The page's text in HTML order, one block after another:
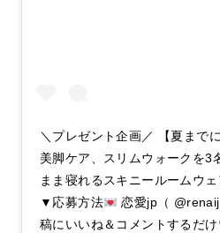
＼プレゼント企画／ 【夏まで
美脚ケア、スリムウォークを
まま寝れるスキニールームウ
▼応募方法
恋愛jp（
稿にいいね＆コメントするだ